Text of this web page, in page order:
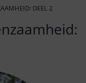
DEEL 2